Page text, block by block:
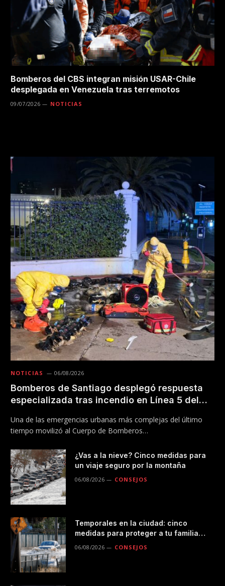
Bomberos del CBS integran misión USAR-Chile
desplegada en Venezuela tras terremotos
09/07/2026 NOTICIAS
NOTICIAS 06/08/2026
Bomberos de Santiago desplegó respuesta
especializada tras incendio en Línea 5 del
Una de las emergencias urbanas más complejas del último
tiempo movilizó al Cuerpo de Bomberos…
¿Vas a la nieve? Cinco medidas para
un viaje seguro por la montaña
06/08/2026 CONSEJOS
Temporales en la ciudad: cinco
medidas para proteger a tu familia
06/08/2026 CONSEJOS